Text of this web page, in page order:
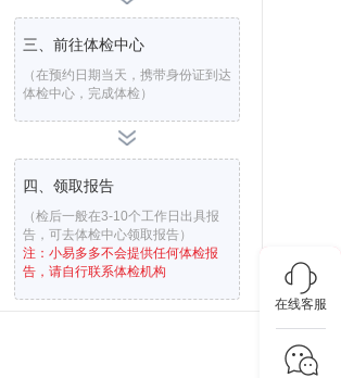
在线客服
三、前往体检中心
（在预约日期当天，携带身份证到达
体检中心，完成体检）
四、领取报告
（检后一般在3-10个工作日出具报
告，可去体检中心领取报告）
注：小易多多不会提供任何体检报
告，请自行联系体检机构